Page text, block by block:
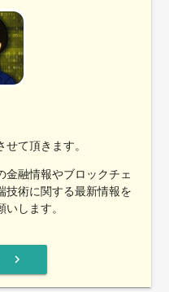
て頂きます。
金融情報やブロックチェ
技術に関する最新情報を
します。
chevron_right